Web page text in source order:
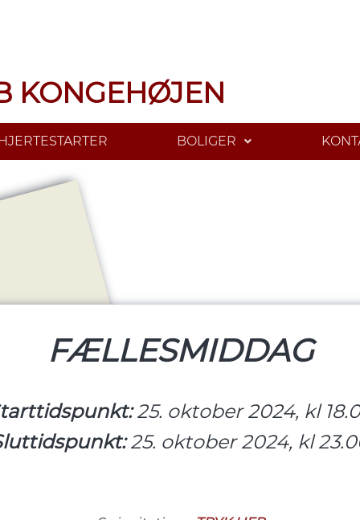
KONGEHØJEN
BOLIGER
FÆLLESMIDDAG
25. oktober 2024, kl
25. oktober 2024, kl